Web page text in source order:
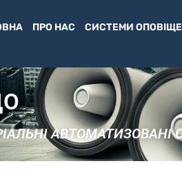
ПРО НАС СИСТЕМИ